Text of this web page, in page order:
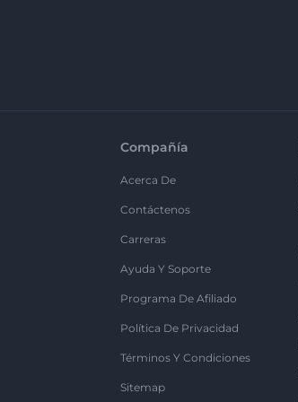
Compañía
Acerca De
Contáctenos
Carreras
Ayuda Y Soporte
Programa De Afiliado
Política De Privacidad
Términos Y Condiciones
Sitemap